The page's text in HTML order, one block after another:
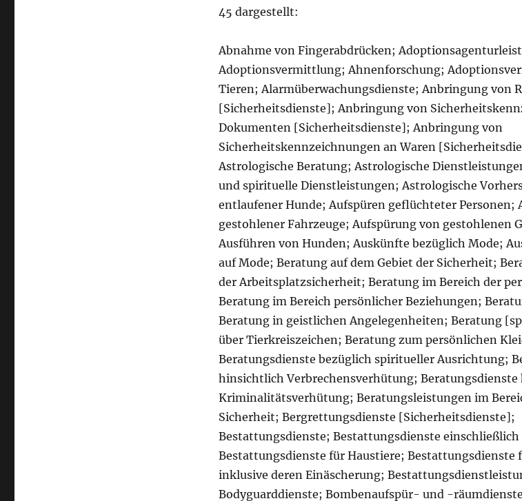
45 dargestellt:
Abnahme von Fingerabdrücken;
Adoptionsvermittlung; Ahnenforschung;
Tieren; Alarmüberwachungsdienste; Anbringung von
[Sicherheitsdienste]; Anbringung von
Dokumenten [Sicherheitsdienste]; Anbringung von
Sicherheitskennzeichnungen an Waren
Astrologische Beratung; Astrologische
und spirituelle Dienstleistungen; Astrologische
entlaufener Hunde; Aufspüren geflüchteter Personen;
gestohlener Fahrzeuge; Aufspürung von gestohlenen
Ausführen von Hunden; Auskünfte bezüglich Mode;
auf Mode; Beratung auf dem Gebiet der Sicherheit;
der Arbeitsplatzsicherheit; Beratung im Bereich der
Beratung im Bereich persönlicher Beziehungen;
Beratung in geistlichen Angelegenheiten; Beratung
über Tierkreiszeichen; Beratung zum persönlichen
Beratungsdienste bezüglich spiritueller Ausrichtung;
hinsichtlich Verbrechensverhütung;
Kriminalitätsverhütung; Beratungsleistungen im
Sicherheit; Bergrettungsdienste [Sicherheitsdienste];
Bestattungsdienste; Bestattungsdienste einschließlich
Bestattungsdienste für Haustiere; Bestattungsdienste
inklusive deren Einäscherung;
Bodyguarddienste; Bombenaufspür- und -